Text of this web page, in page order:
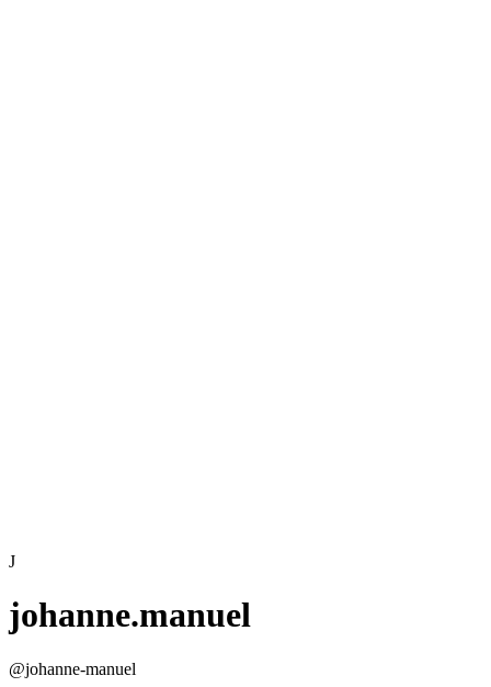
J
johanne.manuel
@johanne-manuel